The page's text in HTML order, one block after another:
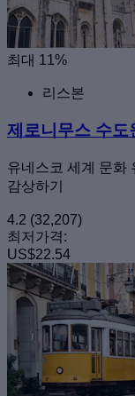
최대 11%
리스본
제로니무스 수도
유네스코 세계 문화
감상하기
4.2 (32,207)
최저가격:
US$22.54